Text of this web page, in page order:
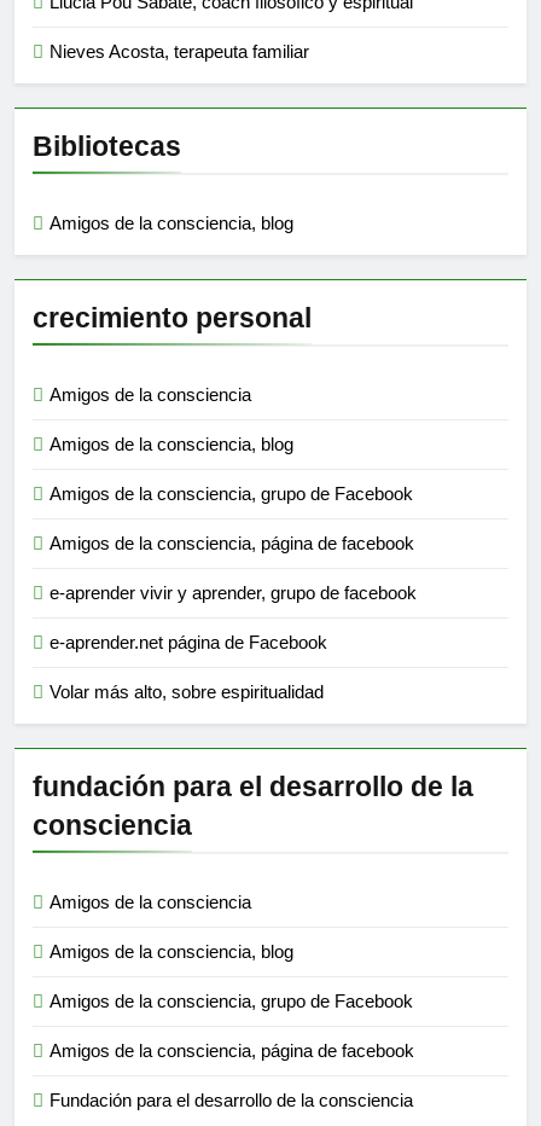
Nieves Acosta, terapeuta familiar
Bibliotecas
Amigos de la consciencia, blog
crecimiento personal
Amigos de la consciencia
Amigos de la consciencia, blog
Amigos de la consciencia, grupo de Facebook
Amigos de la consciencia, página de facebook
e-aprender vivir y aprender, grupo de facebook
e-aprender.net página de Facebook
Volar más alto, sobre espiritualidad
fundación para el desarrollo de la
consciencia
Amigos de la consciencia
Amigos de la consciencia, blog
Amigos de la consciencia, grupo de Facebook
Amigos de la consciencia, página de facebook
Fundación para el desarrollo de la consciencia